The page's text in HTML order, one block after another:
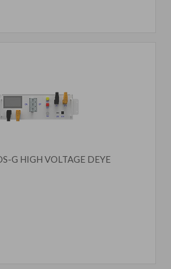
G HIGH VOLTAGE DEYE